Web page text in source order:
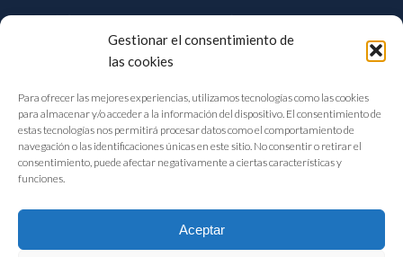
Gestionar el consentimiento de
las cookies
Para ofrecer las mejores experiencias, utilizamos tecnologías como las cookies
para almacenar y/o acceder a la información del dispositivo. El consentimiento de
estas tecnologías nos permitirá procesar datos como el comportamiento de
navegación o las identificaciones únicas en este sitio. No consentir o retirar el
consentimiento, puede afectar negativamente a ciertas características y
funciones.
Aceptar